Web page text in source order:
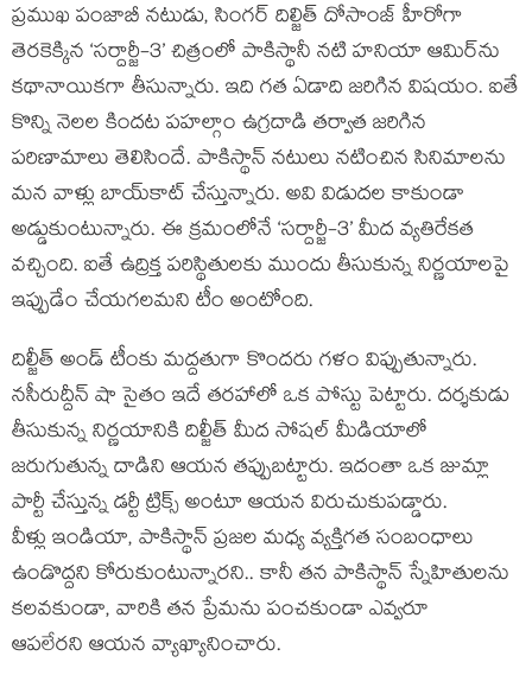
ప్రముఖ పంజాబీ నటుడు, సింగర్ దిల్జిత్ దోసాంజ్ హీరోగా
తెరకెక్కిన ‘సర్దార్జీ-3’ చిత్రంలో పాకిస్థానీ నటి హనియా ఆమిర్‌ను
కథానాయికగా తీసున్నారు. ఇది గత ఏడాది జరిగిన విషయం. ఐతే
కొన్ని నెలల కిందట పహల్గాం ఉగ్రదాడి తర్వాత జరిగిన
పరిణామాలు తెలిసిందే. పాకిస్థాన్ నటులు నటించిన సినిమాలను
మన వాళ్లు బాయ్‌కాట్ చేస్తున్నారు. అవి విడుదల కాకుండా
అడ్డుకుంటున్నారు. ఈ క్రమంలోనే ‘సర్దార్జీ-3’ మీద వ్యతిరేకత
వచ్చింది. ఐతే ఉద్రిక్త పరిస్థితులకు ముందు తీసుకున్న నిర్ణయాలపై
ఇప్పుడేం చేయగలమని టీం అంటోంది.
దిల్జీత్‌ అండ్ టీంకు మద్దతుగా కొందరు గళం విప్పుతున్నారు.
నసీరుద్దీన్ షా సైతం ఇదే తరహాలో ఒక పోస్టు పెట్టారు. దర్శకుడు
తీసుకున్న నిర్ణయానికి దిల్జీత్ మీద సోషల్ మీడియాలో
జరుగుతున్న దాడిని ఆయన తప్పుబట్టారు. ఇదంతా ఒక జుమ్లా
పార్టీ చేస్తున్న డర్టీ ట్రిక్స్ అంటూ ఆయన విరుచుకుపడ్డారు.
వీళ్లు ఇండియా, పాకిస్థాన్ ప్రజల మధ్య వ్యక్తిగత సంబంధాలు
ఉండొద్దని కోరుకుంటున్నారని.. కానీ తన పాకిస్థాన్ స్నేహితులను
కలవకుండా, వారికి తన ప్రేమను పంచకుండా ఎవ్వరూ
ఆపలేరని ఆయన వ్యాఖ్యానించారు.